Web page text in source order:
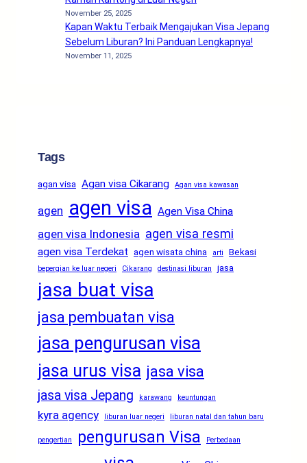
November 25, 2025
Kapan Waktu Terbaik Mengajukan Visa Jepang
Sebelum Liburan? Ini Panduan Lengkapnya!
November 11, 2025
Tags
agan visa Agan visa Cikarang Agan visa kawasan
agen agen visa Agen Visa China
agen visa Indonesia agen visa resmi
agen visa Terdekat agen wisata china arti Bekasi
bepergian ke luar negeri Cikarang destinasi liburan jasa
jasa buat visa
jasa pembuatan visa
jasa pengurusan visa
jasa urus visa jasa visa
jasa visa Jepang karawang keuntungan
kyra agency liburan luar negeri liburan natal dan tahun baru
pengertian pengurusan Visa Perbedaan